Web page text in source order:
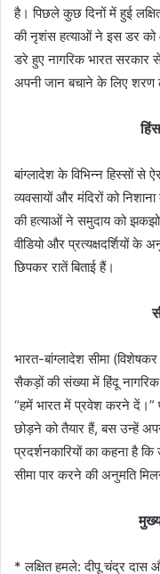
है। पिछले कुछ दिनों में हुई
की नृशंस हत्याओं ने इस डर को
डरे हुए नागरिक भारत सरकार
अपनी जान बचाने के लिए
बांग्लादेश के विभिन्न हिस्सों से
व्यवसायों और मंदिरों को
की हत्याओं ने समुदाय को
वीडियो और प्रत्यक्षदर्शियों के
छिपकर रातें बिताई हैं।
भारत-बांग्लादेश सीमा
सैकड़ों की संख्या में हिंदू
“हमें भारत में प्रवेश करने दें।”
छोड़ने को तैयार हैं, बस उन्हें
प्रदर्शनकारियों का कहना है
सीमा पार करने की अनुमति
* लक्षित हमले: दीपू चंद्र